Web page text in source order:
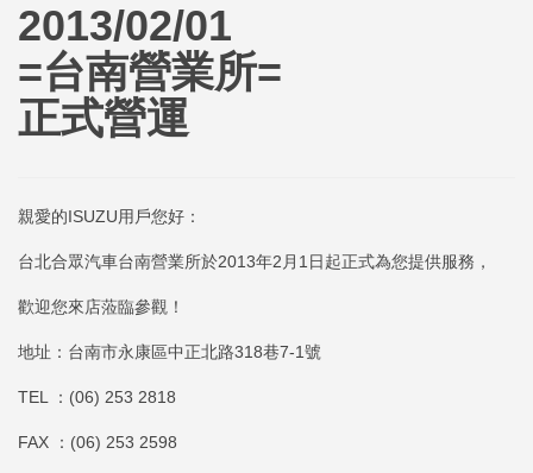
2013/02/01
=台南營業所=
正式營運
親愛的ISUZU用戶您好：
台北合眾汽車台南營業所於2013年2月1日起正式為您提供服務，
歡迎您來店蒞臨參觀！
地址：台南市永康區中正北路318巷7-1號
TEL ：(06) 253 2818
FAX ：(06) 253 2598